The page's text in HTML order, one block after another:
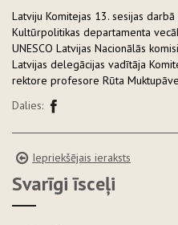
Latviju Komitejas 13. sesijas
Kultūrpolitikas departamenta
UNESCO Latvijas Nacionālās
Latvijas delegācijas vadītāja
rektore profesore Rūta
Dalies:
Iepriekšējais ieraksts
Svarīgi īsceļi